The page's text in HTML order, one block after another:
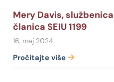
Mery Davis,
članica SEIU 1199
16. maj 2024
Pročitajte više